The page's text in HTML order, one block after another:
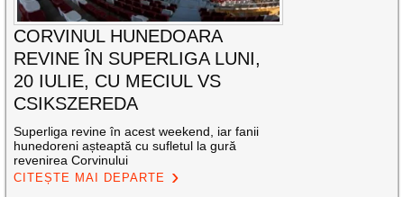
CORVINUL HUNEDOARA
REVINE ÎN SUPERLIGA LUNI,
20 IULIE, CU MECIUL VS
CSIKSZEREDA
Superliga revine în acest weekend, iar fanii
hunedoreni așteaptă cu sufletul la gură
revenirea Corvinului
CITEȘTE MAI DEPARTE